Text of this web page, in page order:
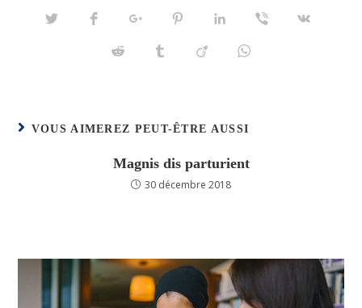
VOUS AIMEREZ PEUT-ÊTRE AUSSI
Magnis dis parturient
30 décembre 2018